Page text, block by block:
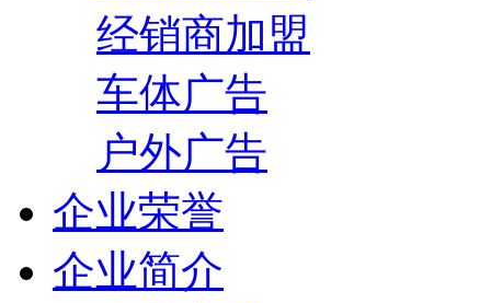
经销商加盟
车体广告
户外广告
企业荣誉
企业简介